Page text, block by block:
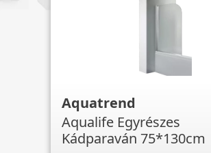
Aquatrend
Aqualife Egyrészes
Kádparaván 75*130cm